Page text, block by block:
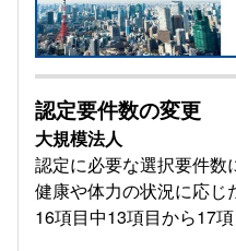
認定要件数の変更
大規模法人
認定に必要な選択要件数
健康や体力の状況に応じ
16項⽬中13項⽬から17